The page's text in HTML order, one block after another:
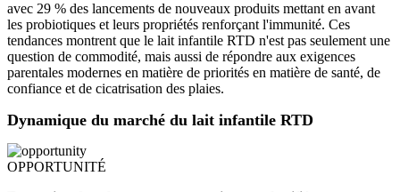
avec 29 % des lancements de nouveaux produits mettant en avant
les probiotiques et leurs propriétés renforçant l'immunité. Ces
tendances montrent que le lait infantile RTD n'est pas seulement une
question de commodité, mais aussi de répondre aux exigences
parentales modernes en matière de priorités en matière de santé, de
confiance et de cicatrisation des plaies.
Dynamique du marché du lait infantile RTD
OPPORTUNITÉ